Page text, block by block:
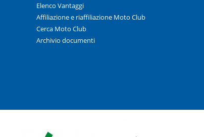
Elenco Vantaggi
Affiliazione e riaffiliazione Moto Club
Cerca Moto Club
Archivio documenti